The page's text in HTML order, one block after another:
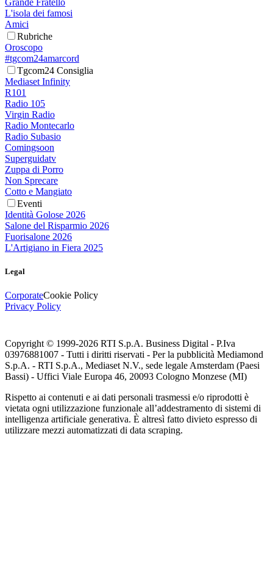
Grande Fratello
L'isola dei famosi
Amici
Rubriche
Oroscopo
#tgcom24amarcord
Tgcom24 Consiglia
Mediaset Infinity
R101
Radio 105
Virgin Radio
Radio Montecarlo
Radio Subasio
Comingsoon
Superguidatv
Zuppa di Porro
Non Sprecare
Cotto e Mangiato
Eventi
Identità Golose 2026
Salone del Risparmio 2026
Fuorisalone 2026
L'Artigiano in Fiera 2025
Legal
CorporateCookie Policy
Privacy Policy
Copyright © 1999-2026 RTI S.p.A. Business Digital - P.Iva
03976881007 - Tutti i diritti riservati - Per la pubblicità Mediamond
S.p.A. - RTI S.p.A., Mediaset N.V., sede legale Amsterdam (Paesi
Bassi) - Uffici Viale Europa 46, 20093 Cologno Monzese (MI)
Rispetto ai contenuti e ai dati personali trasmessi e/o riprodotti è
vietata ogni utilizzazione funzionale all’addestramento di sistemi di
intelligenza artificiale generativa. È altresì fatto divieto espresso di
utilizzare mezzi automatizzati di data scraping.